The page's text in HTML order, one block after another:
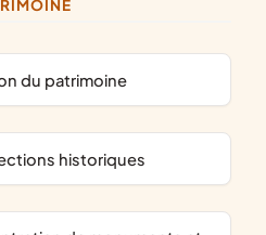
du patrimoine
historiques